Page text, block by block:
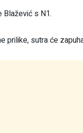
Blažević s N1.
prilike, sutra će